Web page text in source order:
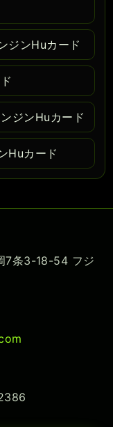
ジンHuカード
ジンHuカード
Huカード
7条3-18-54 フジ